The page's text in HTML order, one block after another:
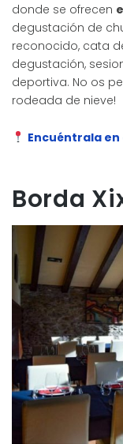
donde se ofrecen
degustación de
reconocido, cata
degustación,
deportiva. No os
rodeada de nieve!
Encuéntrala en
Borda